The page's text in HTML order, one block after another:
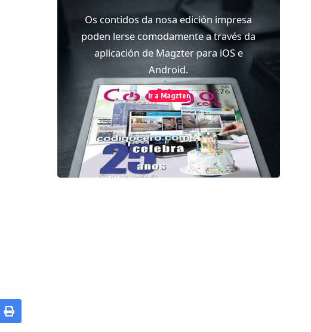
Os contidos da nosa edición impresa
poden lerse comodamente a través da
aplicación de Magzter para iOS e
Android.
Ir a Magzter